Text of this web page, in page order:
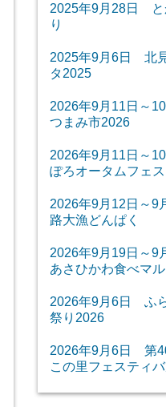
2025年9月28日 と
り
2025年9月6日 北
タ2025
2026年9月11日～
つまみ市2026
2026年9月11日～
ぽろオータムフェス
2026年9月12日～
路大漁どんぱく
2026年9月19日～
あさひかわ食べマ
2026年9月6日 ふ
祭り2026
2026年9月6日 第
この里フェスティ